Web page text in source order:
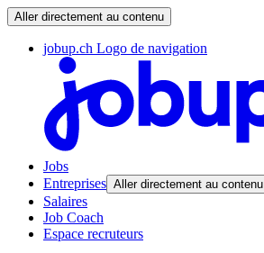
Aller directement au contenu
jobup.ch Logo de navigation
Jobs
Entreprises Aller directement au contenu
Salaires
Job Coach
Espace recruteurs